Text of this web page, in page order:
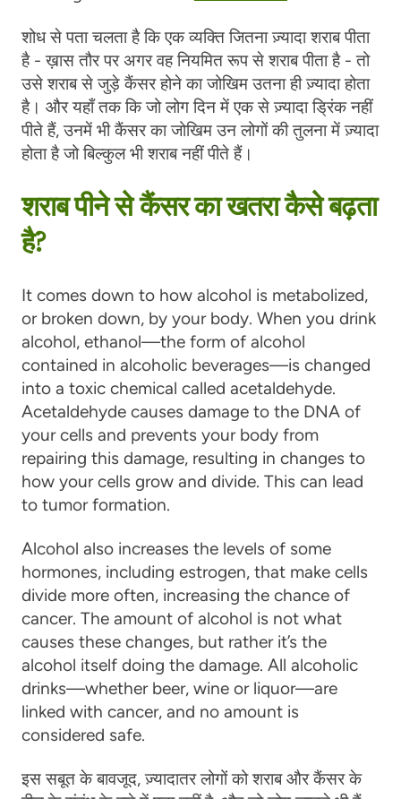
शोध से पता चलता है कि एक व्यक्ति जितना ज़्यादा शराब पीता
है - ख़ास तौर पर अगर वह नियमित रूप से शराब पीता है - तो
उसे शराब से जुड़े कैंसर होने का जोखिम उतना ही ज़्यादा होता
है। और यहाँ तक कि जो लोग दिन में एक से ज़्यादा ड्रिंक नहीं
पीते हैं, उनमें भी कैंसर का जोखिम उन लोगों की तुलना में ज़्यादा
होता है जो बिल्कुल भी शराब नहीं पीते हैं।
शराब पीने से कैंसर का खतरा कैसे बढ़ता
है?
It comes down to how alcohol is metabolized,
or broken down, by your body. When you drink
alcohol, ethanol—the form of alcohol
contained in alcoholic beverages—is changed
into a toxic chemical called acetaldehyde.
Acetaldehyde causes damage to the DNA of
your cells and prevents your body from
repairing this damage, resulting in changes to
how your cells grow and divide. This can lead
to tumor formation.
Alcohol also increases the levels of some
hormones, including estrogen, that make cells
divide more often, increasing the chance of
cancer. The amount of alcohol is not what
causes these changes, but rather it’s the
alcohol itself doing the damage. All alcoholic
drinks—whether beer, wine or liquor—are
linked with cancer, and no amount is
considered safe.
इस सबूत के बावजूद, ज़्यादातर लोगों को शराब और कैंसर के